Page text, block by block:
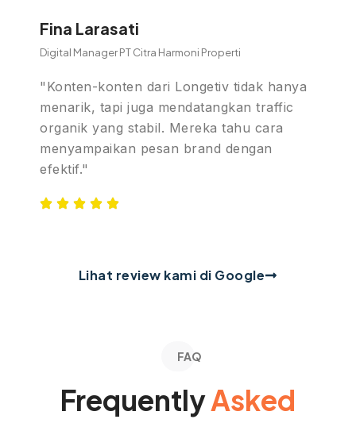
Fina Larasati
Digital Manager PT Citra Harmoni Properti
"Konten-konten dari Longetiv tidak hanya
menarik, tapi juga mendatangkan traffic
organik yang stabil. Mereka tahu cara
menyampaikan pesan brand dengan
efektif."
Lihat review kami di Google
FAQ
FrequentlyAsked